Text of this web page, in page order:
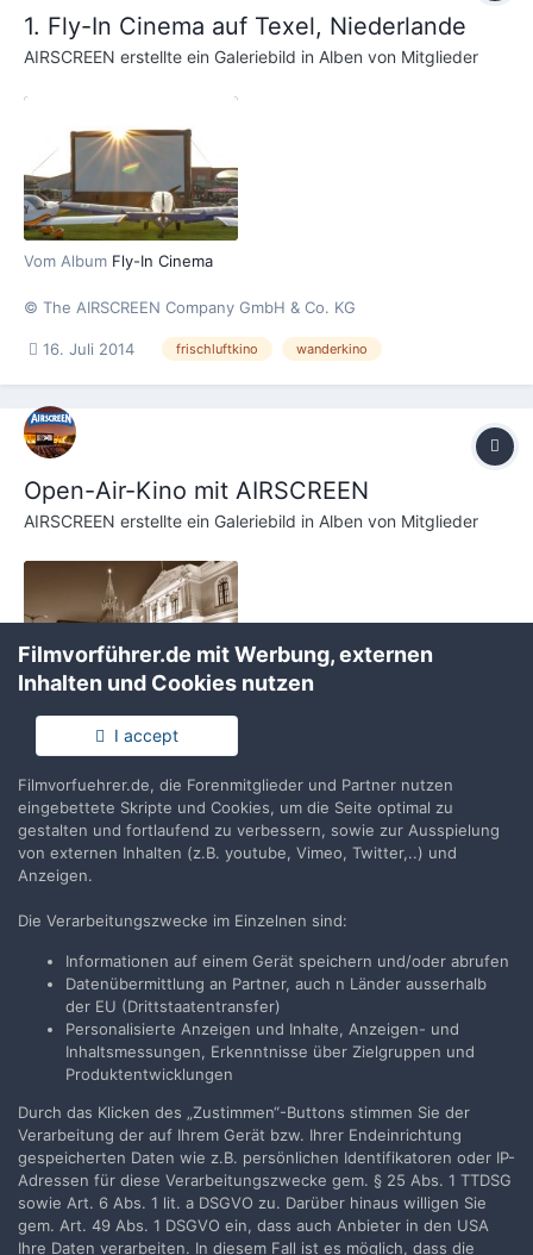
1. Fly-In Cinema auf Texel, Niederlande
AIRSCREEN erstellte ein Galeriebild in Alben von Mitglieder
Vom Album Fly-In Cinema
© The AIRSCREEN Company GmbH & Co. KG
16. Juli 2014 frischluftkino wanderkino
Open-Air-Kino mit AIRSCREEN
AIRSCREEN erstellte ein Galeriebild in Alben von Mitglieder
Vom Album Internationales Filmfestival Guadalajara (FICG) 2013
25. März 2013
mobile Leinwand Wanderkino (und 1 weiterer)
Filmvorführer.de via Google durchsuchen:
Nutzungsbedingungen
Realisierung: IN-Solution
Powered by Invision Community
Filmvorführer.de mit Werbung, externen
Inhalten und Cookies nutzen
I accept
Filmvorfuehrer.de, die Forenmitglieder und Partner nutzen
eingebettete Skripte und Cookies, um die Seite optimal zu
gestalten und fortlaufend zu verbessern, sowie zur Ausspielung
von externen Inhalten (z.B. youtube, Vimeo, Twitter,..) und
Anzeigen.
Die Verarbeitungszwecke im Einzelnen sind:
Informationen auf einem Gerät speichern und/oder abrufen
Datenübermittlung an Partner, auch n Länder ausserhalb
der EU (Drittstaatentransfer)
Personalisierte Anzeigen und Inhalte, Anzeigen- und
Inhaltsmessungen, Erkenntnisse über Zielgruppen und
Produktentwicklungen
Durch das Klicken des „Zustimmen“-Buttons stimmen Sie der
Verarbeitung der auf Ihrem Gerät bzw. Ihrer Endeinrichtung
gespeicherten Daten wie z.B. persönlichen Identifikatoren oder IP-
Adressen für diese Verarbeitungszwecke gem. § 25 Abs. 1 TTDSG
sowie Art. 6 Abs. 1 lit. a DSGVO zu. Darüber hinaus willigen Sie
gem. Art. 49 Abs. 1 DSGVO ein, dass auch Anbieter in den USA
Ihre Daten verarbeiten. In diesem Fall ist es möglich, dass die